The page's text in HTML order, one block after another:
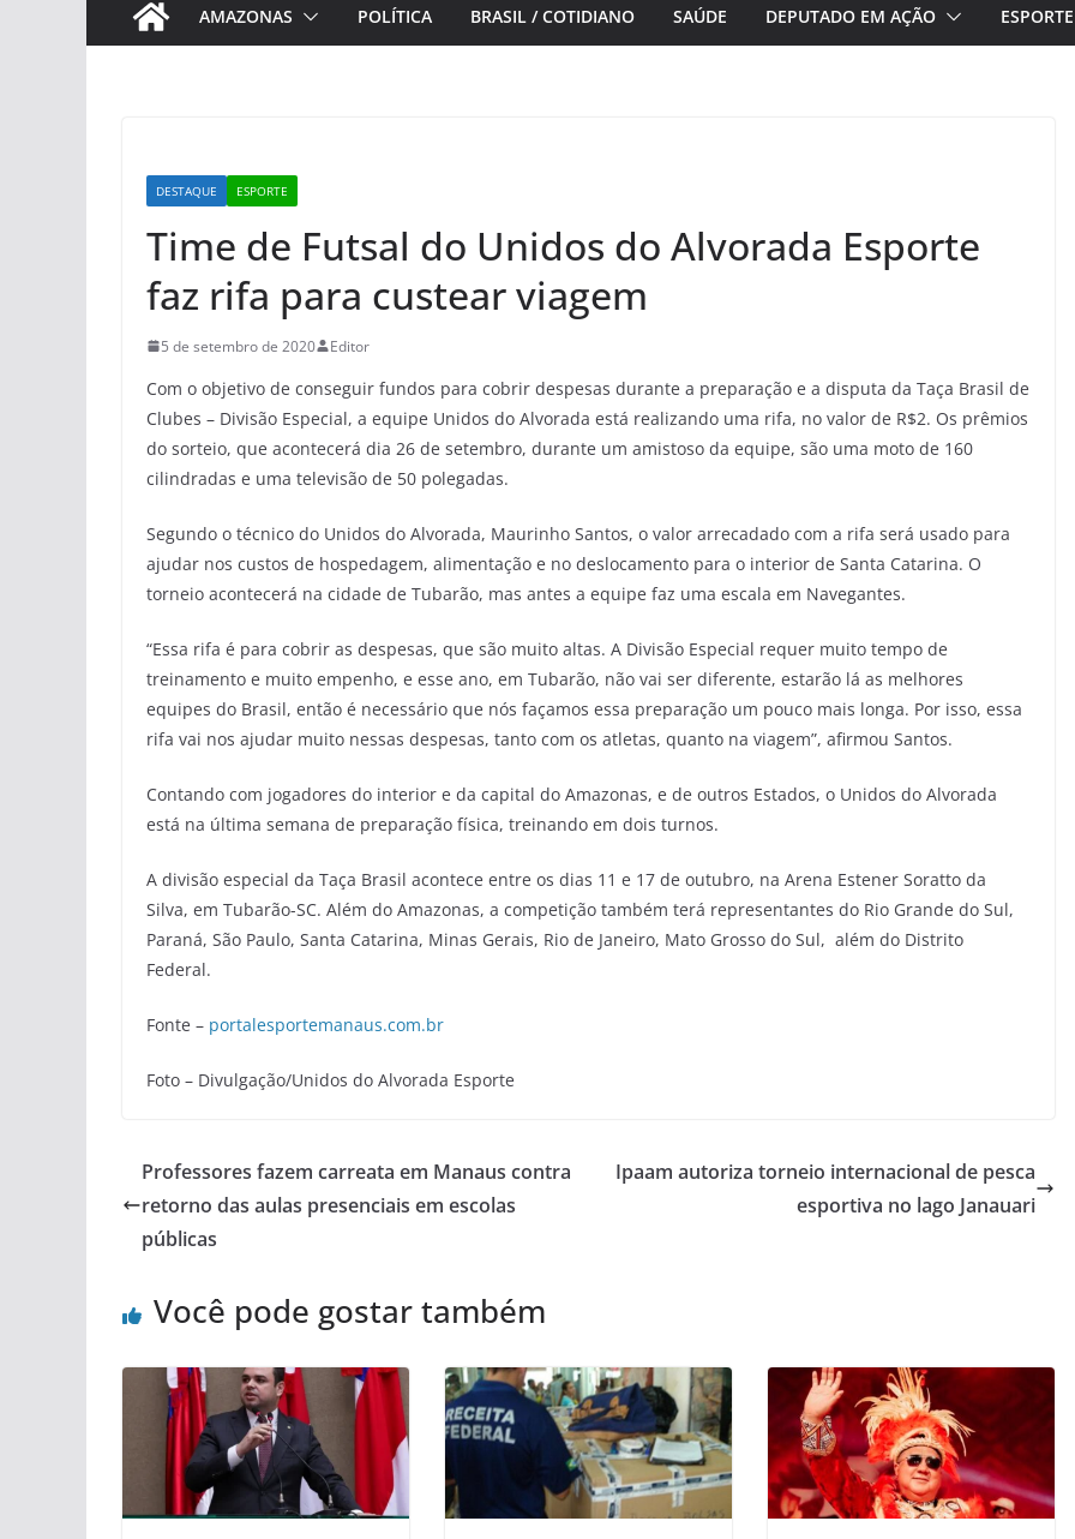
AMAZONAS POLÍTICA BRASIL / COTIDIANO SAÚDE DEPUTADO EM AÇÃO ESPORTE
DESTAQUE ESPORTE
Time de Futsal do Unidos do Alvorada Esporte
faz rifa para custear viagem
5 de setembro de 2020 Editor
Com o objetivo de conseguir fundos para cobrir despesas durante a preparação e a disputa da Taça Brasil de
Clubes – Divisão Especial, a equipe Unidos do Alvorada está realizando uma rifa, no valor de R$2. Os prêmios
do sorteio, que acontecerá dia 26 de setembro, durante um amistoso da equipe, são uma moto de 160
cilindradas e uma televisão de 50 polegadas.
Segundo o técnico do Unidos do Alvorada, Maurinho Santos, o valor arrecadado com a rifa será usado para
ajudar nos custos de hospedagem, alimentação e no deslocamento para o interior de Santa Catarina. O
torneio acontecerá na cidade de Tubarão, mas antes a equipe faz uma escala em Navegantes.
“Essa rifa é para cobrir as despesas, que são muito altas. A Divisão Especial requer muito tempo de
treinamento e muito empenho, e esse ano, em Tubarão, não vai ser diferente, estarão lá as melhores
equipes do Brasil, então é necessário que nós façamos essa preparação um pouco mais longa. Por isso, essa
rifa vai nos ajudar muito nessas despesas, tanto com os atletas, quanto na viagem”, afirmou Santos.
Contando com jogadores do interior e da capital do Amazonas, e de outros Estados, o Unidos do Alvorada
está na última semana de preparação física, treinando em dois turnos.
A divisão especial da Taça Brasil acontece entre os dias 11 e 17 de outubro, na Arena Estener Soratto da
Silva, em Tubarão-SC. Além do Amazonas, a competição também terá representantes do Rio Grande do Sul,
Paraná, São Paulo, Santa Catarina, Minas Gerais, Rio de Janeiro, Mato Grosso do Sul, além do Distrito
Federal.
Fonte – portalesportemanaus.com.br
Foto – Divulgação/Unidos do Alvorada Esporte
Professores fazem carreata em Manaus contra
retorno das aulas presenciais em escolas
públicas
Ipaam autoriza torneio internacional de pesca
esportiva no lago Janauari
Você pode gostar também